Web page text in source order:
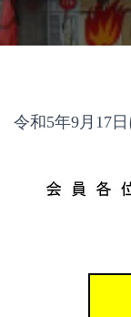
令和5年9月17